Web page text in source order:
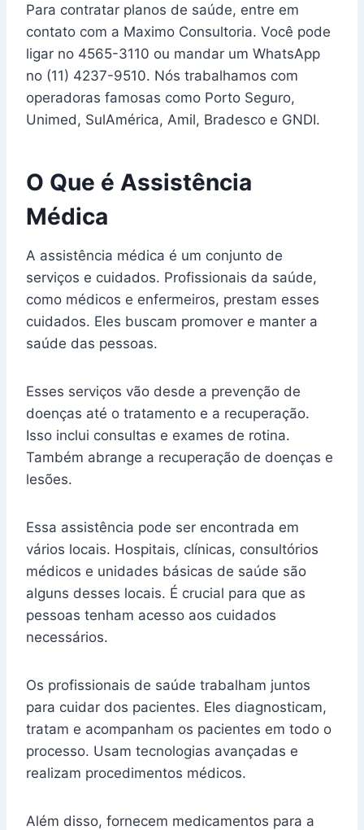
Para contratar planos de saúde, entre em
contato com a Maximo Consultoria. Você pode
ligar no 4565-3110 ou mandar um WhatsApp
no (11) 4237-9510. Nós trabalhamos com
operadoras famosas como Porto Seguro,
Unimed, SulAmérica, Amil, Bradesco e GNDI.
O Que é Assistência
Médica
A assistência médica é um conjunto de
serviços e cuidados. Profissionais da saúde,
como médicos e enfermeiros, prestam esses
cuidados. Eles buscam promover e manter a
saúde das pessoas.
Esses serviços vão desde a prevenção de
doenças até o tratamento e a recuperação.
Isso inclui consultas e exames de rotina.
Também abrange a recuperação de doenças e
lesões.
Essa assistência pode ser encontrada em
vários locais. Hospitais, clínicas, consultórios
médicos e unidades básicas de saúde são
alguns desses locais. É crucial para que as
pessoas tenham acesso aos cuidados
necessários.
Os profissionais de saúde trabalham juntos
para cuidar dos pacientes. Eles diagnosticam,
tratam e acompanham os pacientes em todo o
processo. Usam tecnologias avançadas e
realizam procedimentos médicos.
Além disso, fornecem medicamentos para a